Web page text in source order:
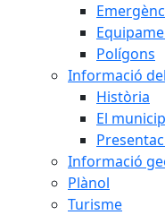
Polígons
Informació
Història
El
Informació
Plànol
Turisme